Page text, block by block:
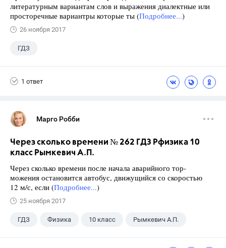
литературным вариантам слов и выражения диалектные или
просторечные вариантры которые ты (Подробнее...)
26 ноября 2017
ГДЗ
1 ответ
Марго Робби
Через сколько времени № 262 ГДЗ Рфизика 10
класс Рымкевич А.П.
Через сколько времени после начала аварийного тор-
можения остановится автобус, движущийся со скоростью
12 м/с, если (Подробнее...)
25 ноября 2017
ГДЗ Физика 10 класс Рымкевич А.П.